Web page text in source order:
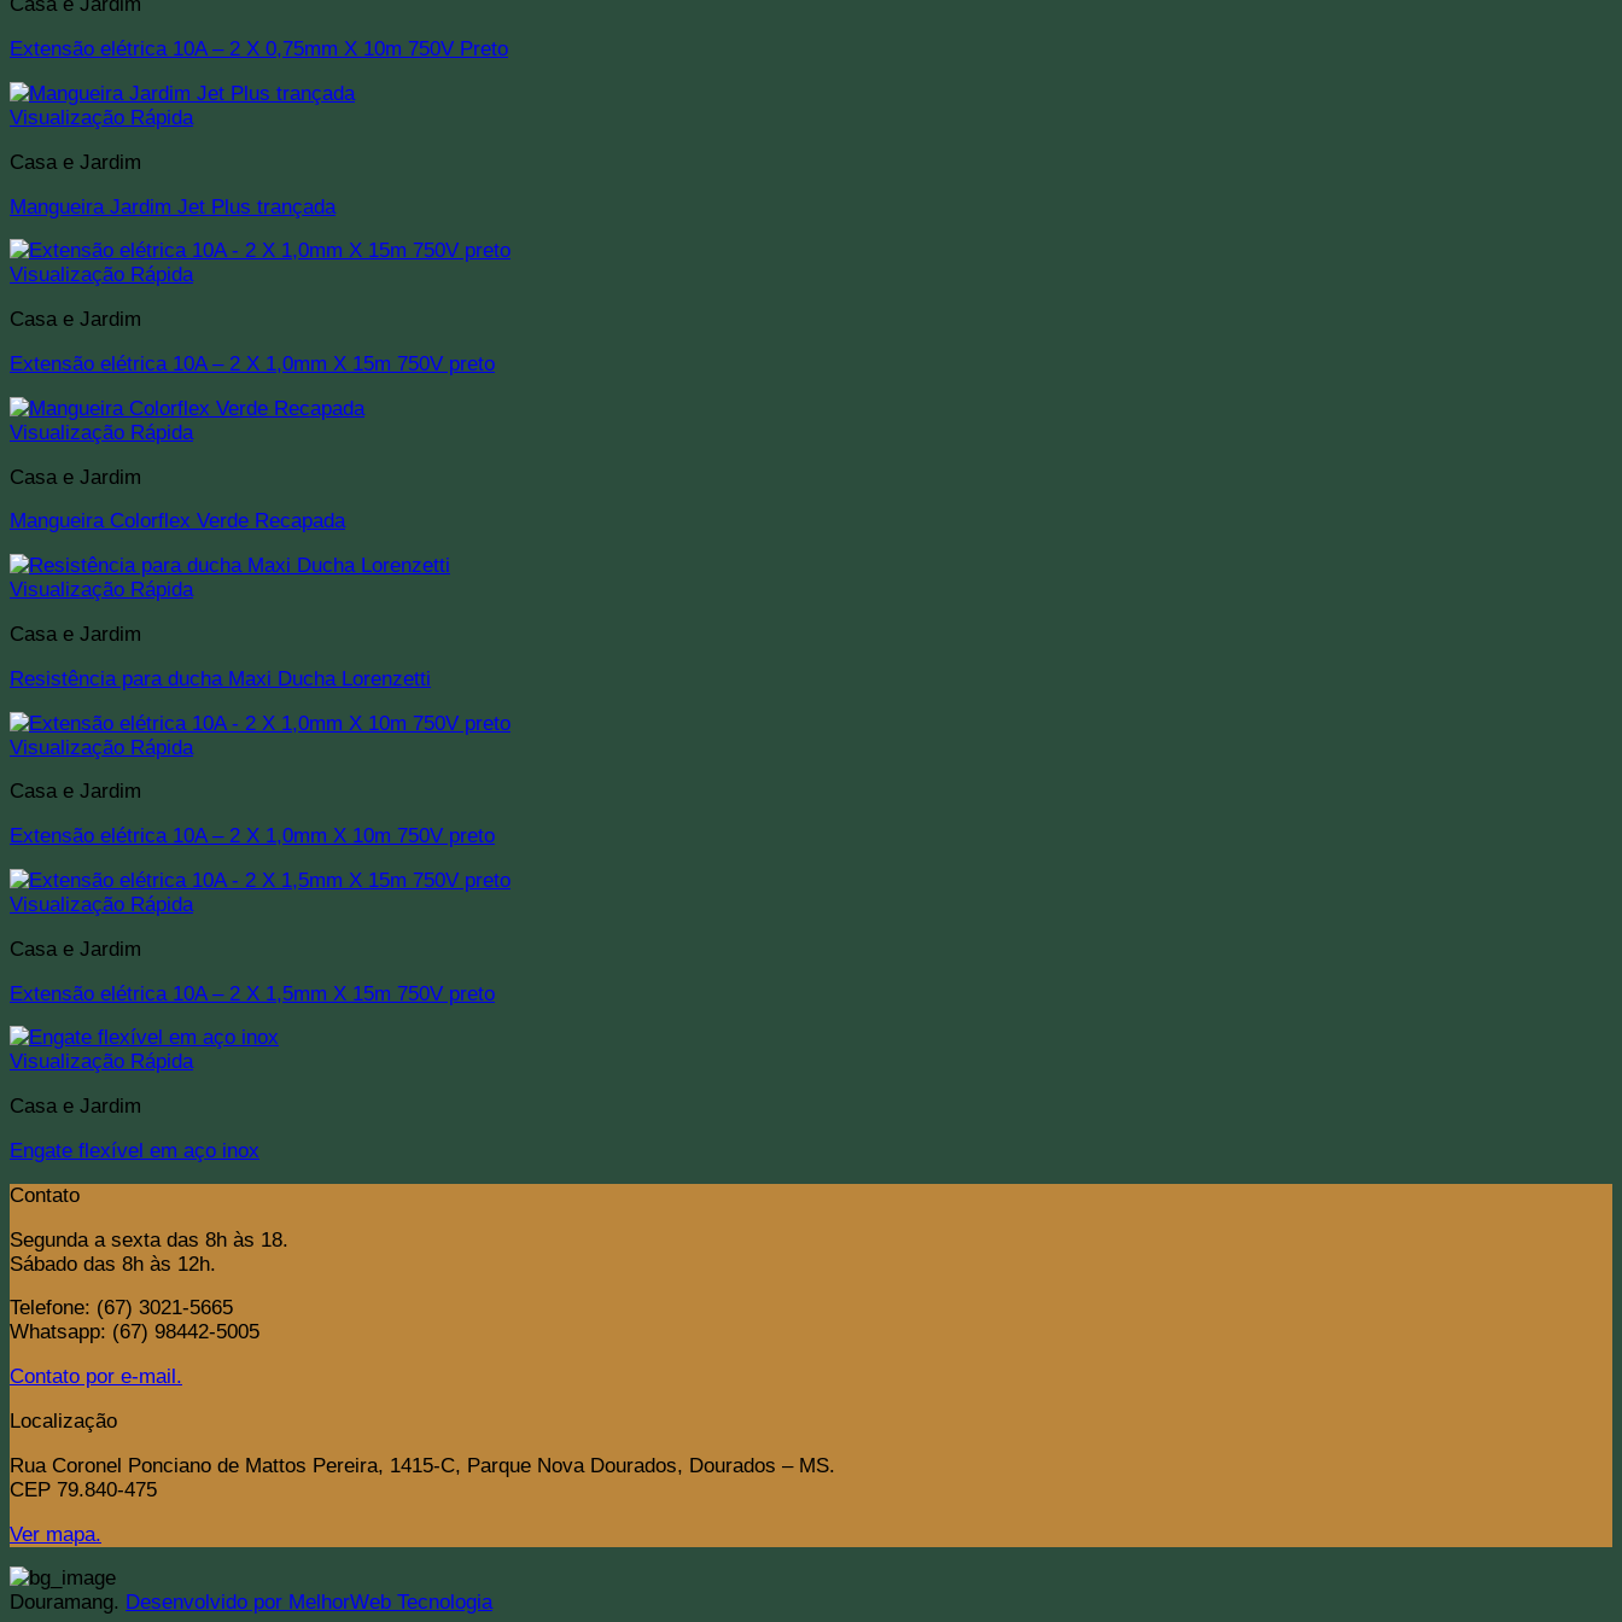
Casa e Jardim
Extensão elétrica 10A – 2 X 0,75mm X 10m 750V Preto
Visualização Rápida
Casa e Jardim
Mangueira Jardim Jet Plus trançada
Visualização Rápida
Casa e Jardim
Extensão elétrica 10A – 2 X 1,0mm X 15m 750V preto
Visualização Rápida
Casa e Jardim
Mangueira Colorflex Verde Recapada
Visualização Rápida
Casa e Jardim
Resistência para ducha Maxi Ducha Lorenzetti
Visualização Rápida
Casa e Jardim
Extensão elétrica 10A – 2 X 1,0mm X 10m 750V preto
Visualização Rápida
Casa e Jardim
Extensão elétrica 10A – 2 X 1,5mm X 15m 750V preto
Visualização Rápida
Casa e Jardim
Engate flexível em aço inox
Contato
Segunda a sexta das 8h às 18.
Sábado das 8h às 12h.
Telefone: (67) 3021-5665
Whatsapp: (67) 98442-5005
Contato por e-mail.
Localização
Rua Coronel Ponciano de Mattos Pereira, 1415-C, Parque Nova Dourados, Dourados – MS.
CEP 79.840-475
Ver mapa.
Douramang. Desenvolvido por MelhorWeb Tecnologia